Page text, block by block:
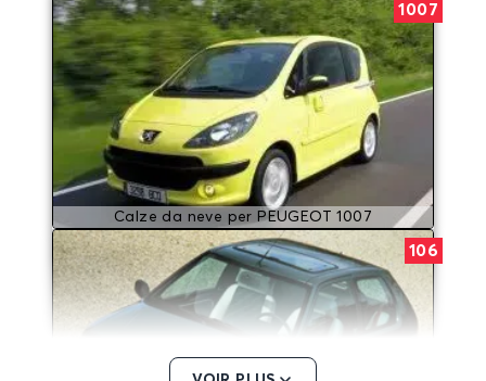
1007
Calze da neve per PEUGEOT 1007
106